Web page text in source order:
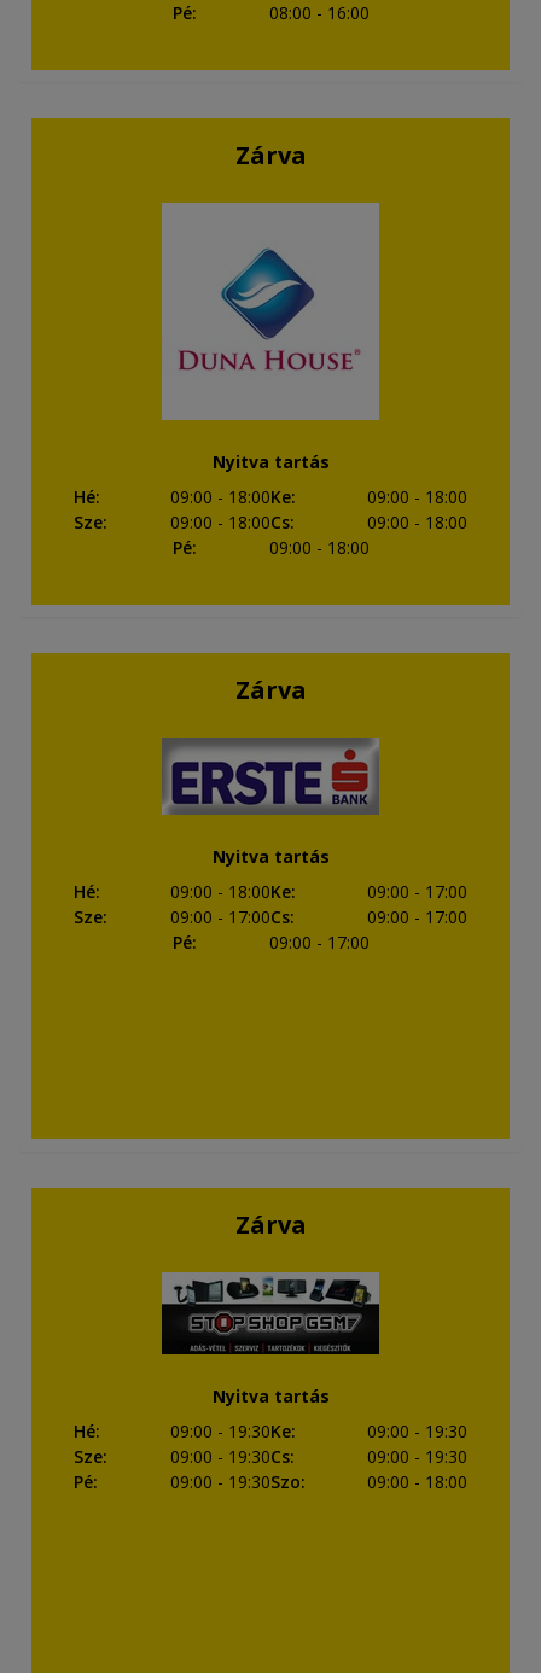
Pé: 08:00 - 16:00
Zárva
Nyitva tartás
Hé: 09:00 - 18:00Ke: 09:00 - 18:00
Sze: 09:00 - 18:00Cs: 09:00 - 18:00
Pé: 09:00 - 18:00
Zárva
Nyitva tartás
Hé: 09:00 - 18:00Ke: 09:00 - 17:00
Sze: 09:00 - 17:00Cs: 09:00 - 17:00
Pé: 09:00 - 17:00
Zárva
Nyitva tartás
Hé: 09:00 - 19:30Ke: 09:00 - 19:30
Sze: 09:00 - 19:30Cs: 09:00 - 19:30
Pé: 09:00 - 19:30Szo: 09:00 - 18:00